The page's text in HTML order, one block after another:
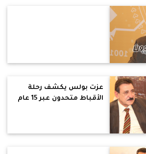
عزت بولس يكشف رحلة
الأقباط متحدون عبر 15 عام